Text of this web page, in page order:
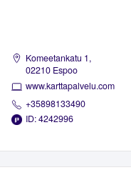
Komeetankatu 1,
02210 Espoo
www.karttapalvelu.com
+35898133490
ID: 4242996